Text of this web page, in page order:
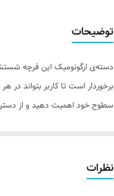
توضیحات
دسته‌ی ارگونومیک این فرچه
برخوردار است تا کاربر بتواند
سطوح خود اهمیت دهید و از
نظرات